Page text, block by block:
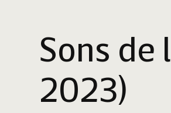
Sons de
2023)